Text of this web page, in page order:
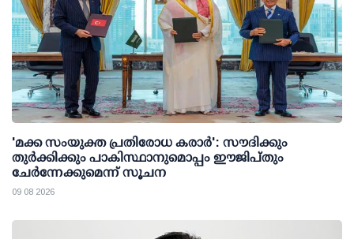
'മക്ക സംയുക്ത പ്രതിരോധ കരാര്‍': സൗദിക്കും
തുര്‍ക്കിക്കും പാകിസ്ഥാനുമൊപ്പം ഈജിപ്തും
ചേര്‍ന്നേക്കുമെന്ന് സൂചന
09 08 2026